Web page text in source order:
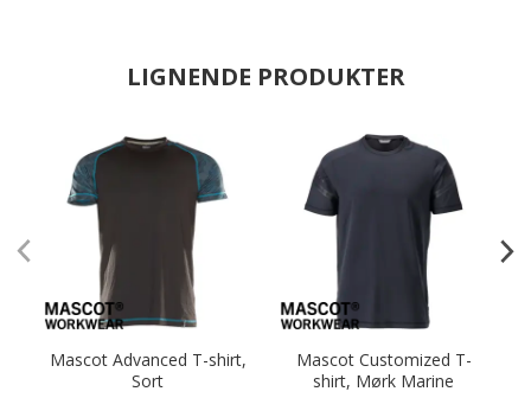
LIGNENDE PRODUKTER
Mascot Advanced T-shirt,
Sort
Mascot Customized T-
shirt, Mørk Marine